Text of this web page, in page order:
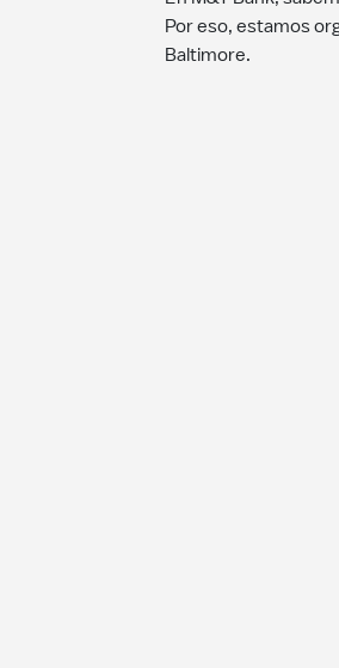
Por eso, estamos
Baltimore.